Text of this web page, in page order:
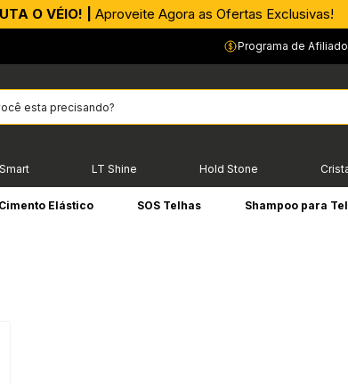
O VÉIO! | Aproveite Agora as Ofertas Exclusivas!
…
Programa de
Smart LT Shine Hold Stone
Cimento Elástico SOS Telhas Shampoo para